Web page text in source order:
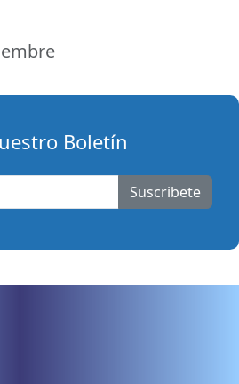
Boletín
Suscribete